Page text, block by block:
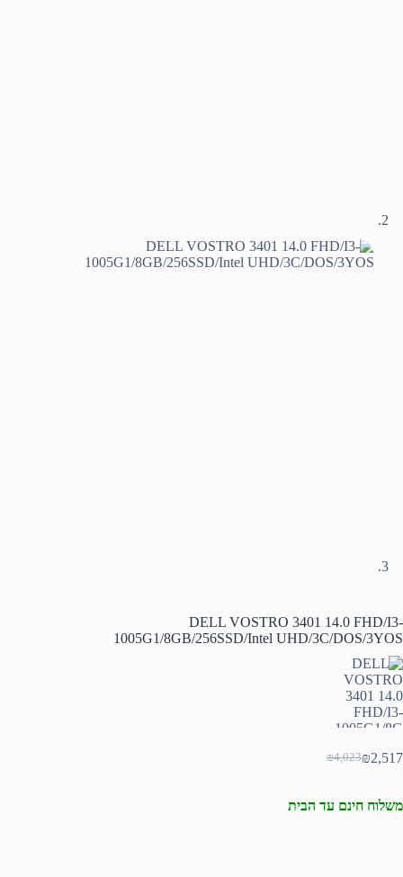
DELL VOSTRO 3401 14.0 FHD/I3-
1005G1/8GB/256SSD/Intel UHD/3C/DOS/3YOS
₪4,023
המחיר
₪4,023.
₪2,517 המחיר
₪2,517.
משלוח חינם עד הבית